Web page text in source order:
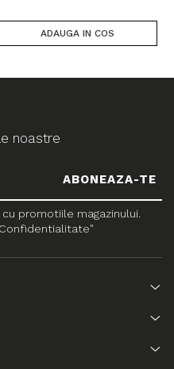
ADAUGA IN COS
noastre
promotiile magazinului.